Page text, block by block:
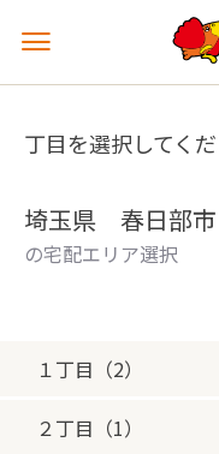
メ
ュ
を
丁目を選択してく
埼玉県 春日部
の宅配エリア選択
１丁目（2）
２丁目（1）